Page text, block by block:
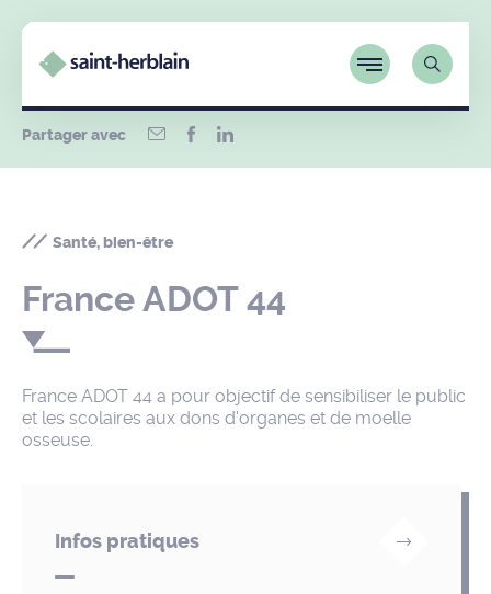
Partager avec
Santé, bien-être
France ADOT 44
Infos pratiques
France ADOT 44 a pour objectif de sensibiliser le public
et les scolaires aux dons d'organes et de moelle
osseuse.